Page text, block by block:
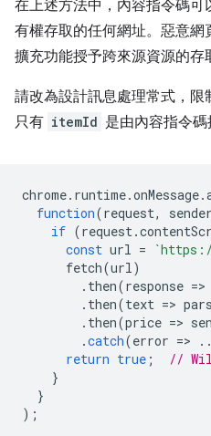
在上述方法中，內容指令碼
有權存取的任何網址。惡意
擴充功能授予跨來源資源的存
請改為設計訊息處理常式，限
只有 itemId 是由內容指令碼
chrome. runtime.onMessage.
function(request, sender
if (request.
const url =
fetch(url)
. then(response =>
. then(text =>
. then(price =>
.catch(error =>
return true ;
//
}
}
);